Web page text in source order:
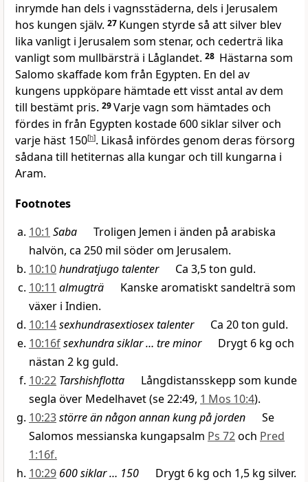
inrymde han dels i vagnsstäderna, dels i Jerusalem
hos kungen själv. 27 Kungen styrde så att silver blev
lika vanligt i Jerusalem som stenar, och cederträ lika
vanligt som mullbärsträ i Låglandet. 28 Hästarna som
Salomo skaffade kom från Egypten. En del av
kungens uppköpare hämtade ett visst antal av dem
till bestämt pris. 29Varje vagn som hämtades och
fördes in från Egypten kostade 600 siklar silver och
varje häst 150[h]. Likaså infördes genom deras försorg
sådana till hetiternas alla kungar och till kungarna i
Aram.
Footnotes
10:1 Saba Troligen Jemen i änden på arabiska
halvön, ca 250 mil söder om Jerusalem.
10:10hundratjugo talenterCa 3,5 ton guld.
10:11 almugträ Kanske aromatiskt sandelträ som
växer i Indien.
10:14sexhundrasextiosex talenterCa 20 ton guld.
10:16fsexhundra siklar … tre minorDrygt 6 kg och
nästan 2 kg guld.
10:22 Tarshishflotta Långdistansskepp som kunde
segla över Medelhavet (se 22:49, 1 Mos 10:4).
10:23större än någon annan kung på jorden Se
Salomos messianska kungapsalm Ps 72och Pred
1:16f.
10:29 600 siklar … 150 Drygt 6 kg och 1,5 kg silver.